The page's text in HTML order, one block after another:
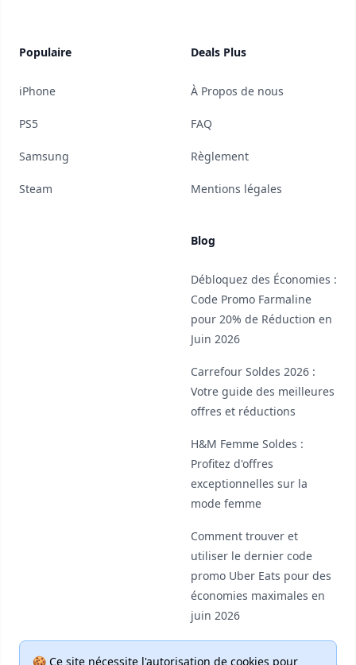
🍪 Ce site nécessite l'autorisation de cookies pour
Populaire
iPhone
PS5
Samsung
Steam
Deals Plus
À Propos de nous
FAQ
Règlement
Mentions légales
Blog
Débloquez des Économies :
Code Promo Farmaline
pour 20% de Réduction en
Juin 2026
Carrefour Soldes 2026 :
Votre guide des meilleures
offres et réductions
H&M Femme Soldes :
Profitez d'offres
exceptionnelles sur la
mode femme
Comment trouver et
utiliser le dernier code
promo Uber Eats pour des
économies maximales en
juin 2026